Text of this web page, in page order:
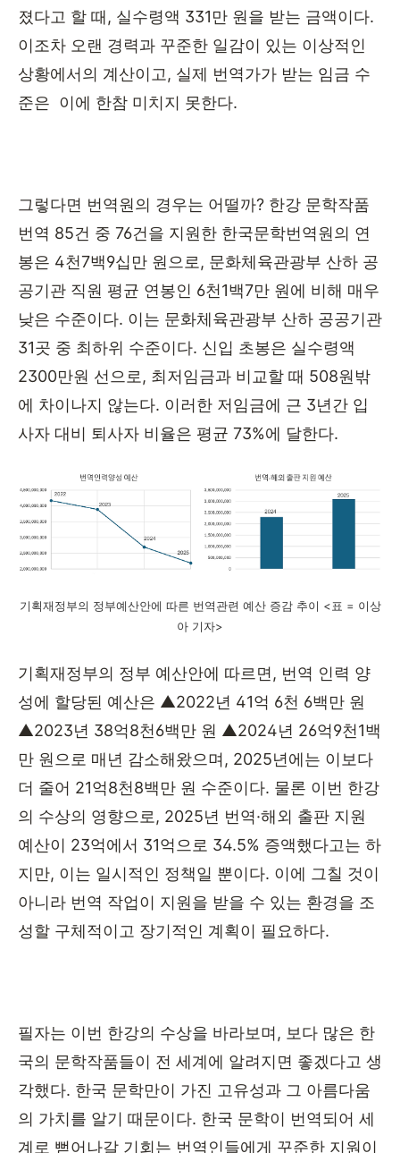
졌다고 할 때, 실수령액 331만 원을 받는 금액이다.
이조차 오랜 경력과 꾸준한 일감이 있는 이상적인
상황에서의 계산이고 , 실제 번역가가 받는 임금 수
준은 이에 한참 미치지 못한다.
그렇다면 번역원의 경우는 어떨까? 한강 문학작품
번역 85건 중 76건을 지원한 한국문학번역원의 연
봉은 4천7백9십만 원으로 , 문화체육관광부 산하 공
공기관 직원 평균 연봉인 6천1백7만 원에 비해 매우
낮은 수준이다. 이는 문화체육관광부 산하 공공기관
31곳 중 최하위 수준이다. 신입 초봉은 실수령액
2300만원 선으로 , 최저임금과 비교할 때 508원밖
에 차이나지 않는다. 이러한 저임금에 근 3년간 입
사자 대비 퇴사자 비율은 평균 73%에 달한다.
기획재정부의 정부예산안에 따른 번역관련 예산 증감 추이 <표 = 이상
아 기자>
기획재정부의 정부 예산안에 따르면 , 번역 인력 양
성에 할당된 예산은 ▲2022년 41억 6천 6백만 원
▲2023년 38억8천6백만 원 ▲2024년 26억9천1백
만 원으로 매년 감소해왔으며 , 2025년에는 이보다
더 줄어 21억8천8백만 원 수준이다. 물론 이번 한강
의 수상의 영향으로 , 2025년 번역·해외 출판 지원
예산이 23억에서 31억으로 34.5% 증액했다고는 하
지만, 이는 일시적인 정책일 뿐이다. 이에 그칠 것이
아니라 번역 작업이 지원을 받을 수 있는 환경을 조
성할 구체적이고 장기적인 계획이 필요하다.
필자는 이번 한강의 수상을 바라보며 , 보다 많은 한
국의 문학작품들이 전 세계에 알려지면 좋겠다고 생
각했다. 한국 문학만이 가진 고유성과 그 아름다움
의 가치를 알기 때문이다. 한국 문학이 번역되어 세
계로 뻗어나갈 기회는 번역인들에게 꾸준한 지원이